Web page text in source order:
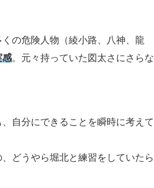
の危険人物（綾小路、八神、龍
感。元々持っていた図太さにさらな
自分にできることを瞬時に考えて
どうやら堀北と練習をしていたら